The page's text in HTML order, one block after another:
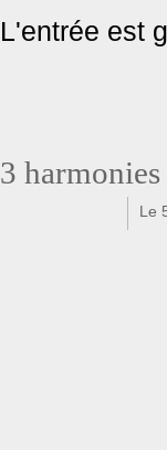
L'entrée est
3
Le